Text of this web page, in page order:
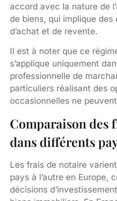
accord avec la nature de
de biens, qui implique des
d’achat et de revente.
Il est à noter que ce
s’applique uniquement
professionnelle de
particuliers réalisant des
occasionnelles ne
Comparaison des
dans différents
Les frais de notaire
pays à l’autre en Europe,
décisions